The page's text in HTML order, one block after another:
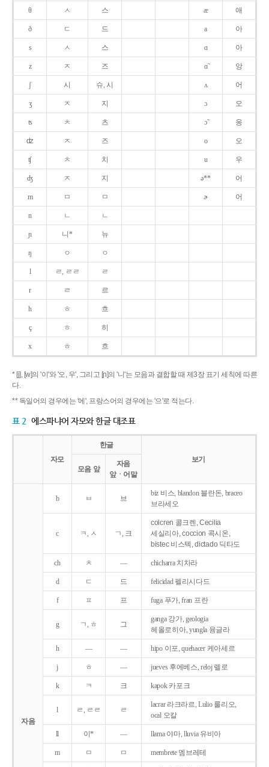
θ ㅅ 스 æ 애
ð ㄷ 드 a 아
s ㅅ 스 ɑ 아
z ㅈ 즈 ɑ̃ 앙
ʃ 시 슈, 시 ʌ 어
ʒ ㅈ 지 ɔ 오
ʦ ㅊ 츠 ɔ̃ 옹
ʣ ㅈ 즈 o 오
ʧ ㅊ 치 u 우
ʤ ㅈ 지 ə** 어
m ㅁ ㅁ ɚ 어
n ㄴ ㄴ
ɲ 니* 뉴
ŋ ㅇ ㅇ
l ㄹ, ㄹㄹ ㄹ
r ㄹ 르
h ㅎ 흐
ç ㅎ 히
x ㅎ 흐
* [j], [w]의 '이'와 '오, 우', 그리고 [ɲ]의 '니'는 모음과 결합할 때 제3장 표기 세칙에 따른
다.
** 독일어의 경우에는 '에', 프랑스어의 경우에는 '으'로 적는다.
표 2 에스파냐어 자모와 한글 대조표
자모
한글
보기
모음 앞
자음
앞ㆍ어말
자음
b ㅂ 브
biz 비스, blandon 블란돈, braceo
브라세오
c ㅋ, ㅅ ㄱ, 크
colcren 콜크렌, Cecilia
세실리아, coccion 콕시온,
bistec 비스텍, dictado 딕타도
ch ㅊ ― chicharra 치차라
d ㄷ 드 felicidad 펠리시다드
f ㅍ 프 fuga 푸가, fran 프란
g ㄱ, ㅎ 그
ganga 강가, geologia
헤올로히아, yungla 융글라
h ― ― hipo 이포, quehacer 케아세르
j ㅎ ― jueves 후에베스, reloj 렐로
k ㅋ 크 kapok 카포크
l ㄹ, ㄹㄹ ㄹ
lacrar 라크라르, Lulio 룰리오,
ocal 오칼
ll 이* ― llama 야마, lluvia 유비아
m ㅁ ㅁ membrete 멤브레테